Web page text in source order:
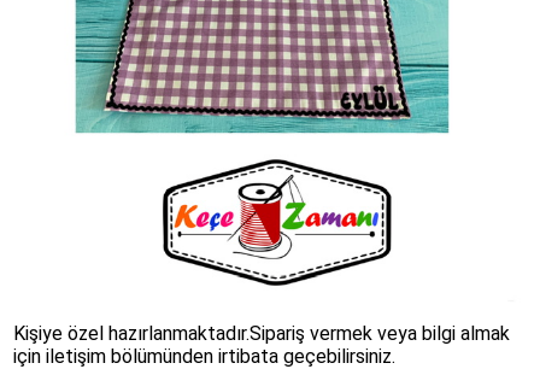
Kişiye özel hazırlanmaktadır.Sipariş vermek veya bilgi almak
için iletişim bölümünden irtibata geçebilirsiniz.